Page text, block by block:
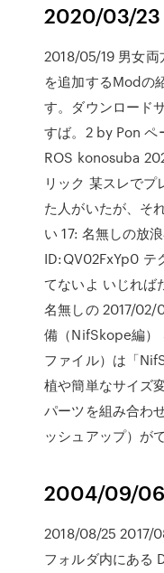
2020/03/23
2018/05/19 男女両
を追加するModの
す。ダウンロード
すば。2 by Pon
ROS konosuba
リック 某スレで
た人がいたが、そ
い 17: 名無しの放
ID:QV02FxYp0 テ
てないよ いじれば
名無しの 2017/02/
備（NifSkope編）
ファイル）は「
植や簡単なサイズ
パーツを組み合わ
ッシュアップ）が
2004/09/06
2018/08/25 2017/
フォルダ内にある